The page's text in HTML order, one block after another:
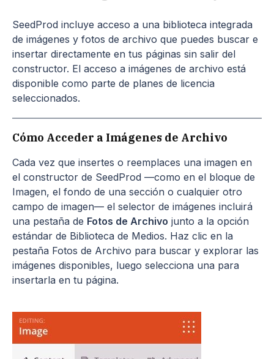
SeedProd incluye acceso a una biblioteca integrada
de imágenes y fotos de archivo que puedes buscar e
insertar directamente en tus páginas sin salir del
constructor. El acceso a imágenes de archivo está
disponible como parte de planes de licencia
seleccionados.
Cómo Acceder a Imágenes de Archivo
Cada vez que insertes o reemplaces una imagen en
el constructor de SeedProd —como en el bloque de
Imagen, el fondo de una sección o cualquier otro
campo de imagen— el selector de imágenes incluirá
una pestaña de Fotos de Archivo junto a la opción
estándar de Biblioteca de Medios. Haz clic en la
pestaña Fotos de Archivo para buscar y explorar las
imágenes disponibles, luego selecciona una para
insertarla en tu página.